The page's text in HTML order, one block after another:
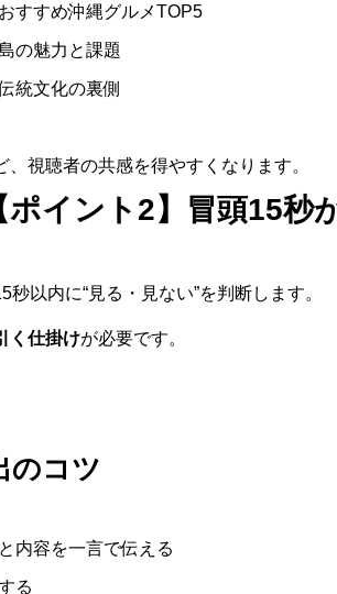
すすめ沖縄グルメTOP5
の魅力と課題
統文化の裏側
視聴者の共感を得やすくなります。
ポイント2】冒頭15秒
以内に“見る・見ない”を判断します。
く仕掛けが必要です。
のコツ
内容を一言で伝える
る